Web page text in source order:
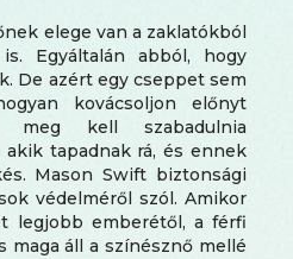
elege van a zaklatókból
Egyáltalán abból, hogy
De azért egy cseppet sem
kovácsoljon előnyt
meg kell szabadulnia
tapadnak rá, és ennek
Mason Swift biztonsági
védelméről szól. Amikor
legjobb emberétől, a férfi
maga áll a színésznő mellé